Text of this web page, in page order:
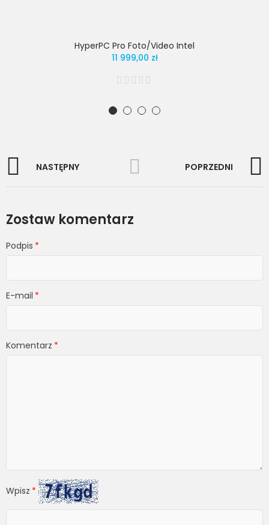
HyperPC Pro Foto/Video Intel
11 999,00 zł
NASTĘPNY POPRZEDNI
Zostaw komentarz
Podpis
E-mail
Komentarz
Wpisz